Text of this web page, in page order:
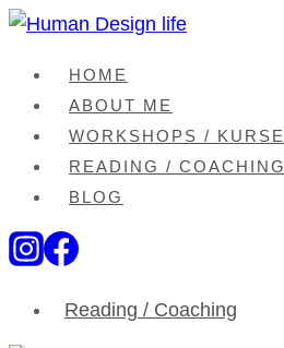
Zum
springenHOME
ABOUT ME
WORKSHOPS / KURSE
READING / COACHING
BLOG
Reading / Coaching